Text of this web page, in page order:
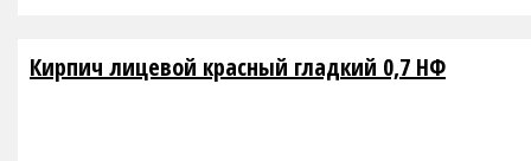
Кирпич лицевой красный гладкий 0,7 НФ